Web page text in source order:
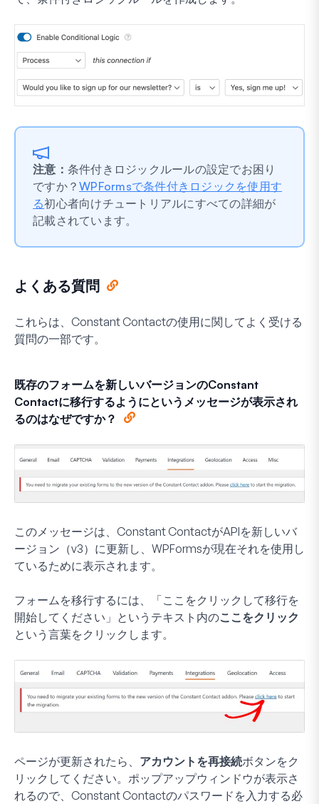
注意： 条件付きロジックルールの設定でお困り
ですか？ WPFormsで条件付きロジックを使用す
る初心者向けチュートリアルにすべての詳細が
記載されています。
よくある質問
これらは、Constant Contactの使用に関してよく受ける
質問の一部です。
既存のフォームを新しいバージョンのConstant
Contactに移行するようにというメッセージが表示され
るのはなぜですか？
このメッセージは、Constant ContactがAPIを新しいバ
ージョン（v3）に更新し、WPFormsが現在それを使用し
ているために表示されます。
フォームを移行するには、「ここをクリックして移行を
開始してください」というテキスト内のここをクリック
という言葉をクリックします。
ページが更新されたら、 アカウントを再接続ボタンをク
リックしてください。ポップアップウィンドウが表示さ
れるので、Constant Contactのパスワードを入力する必